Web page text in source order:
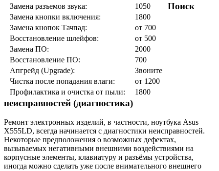
Замена разъeмов звука:
1050
Замена кнопки включения:
1800
Замена кнопок Тачпад:
от 700
Восстановление шлейфов:
от 500
Замена ПО:
2000
Восстановление ПО:
700
Апгрейд (Upgrade):
Звоните
Чистка после попадания влаги:
от 1200
Профилактика и очистка от пыли:
1800
Поиск
неисправностей (диагностика)
Ремонт электронных изделий, в частности, ноутбука Asus
X555LD, всегда начинается с диагностики неисправностей.
Некоторые предположения о возможных дефектах,
вызываемых негативными внешними воздействиями на
корпусные элементы, клавиатуру и разъёмы устройства,
иногда можно сделать уже после внимательного внешнего